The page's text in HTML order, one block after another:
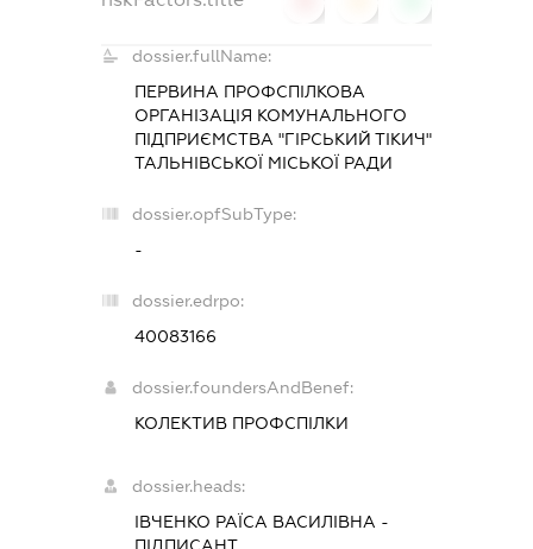
dossier.fullName:
ПЕРВИНА ПРОФСПІЛКОВА
ОРГАНІЗАЦІЯ КОМУНАЛЬНОГО
ПІДПРИЄМСТВА "ГІРСЬКИЙ ТІКИЧ"
ТАЛЬНІВСЬКОЇ МІСЬКОЇ РАДИ
dossier.opfSubType:
-
dossier.edrpo:
40083166
dossier.foundersAndBenef:
КОЛЕКТИВ ПРОФСПІЛКИ
dossier.heads:
ІВЧЕНКО РАЇСА ВАСИЛІВНА -
ПІДПИСАНТ